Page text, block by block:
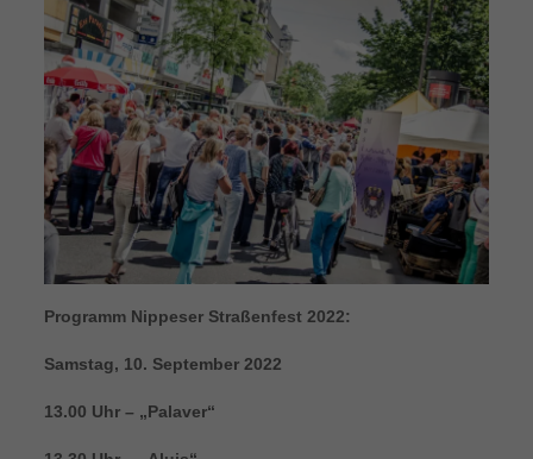
Programm Nippeser Straßenfest 2022:
Samstag, 10. September 2022
13.00 Uhr – „Palaver“